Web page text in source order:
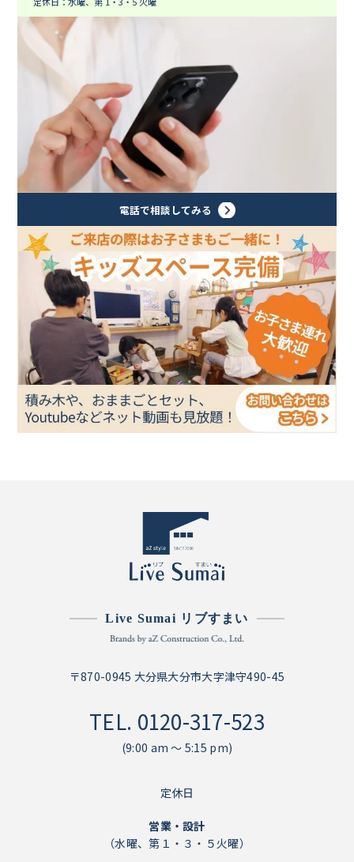
電話で相談してみる
Live Sumai リブすまい
〒870-0945 大分県大分市大字津守490-45
TEL. 0120-317-523
(9:00 am ～ 5:15 pm)
定休日
営業・設計
（水曜、第１・３・５火曜）